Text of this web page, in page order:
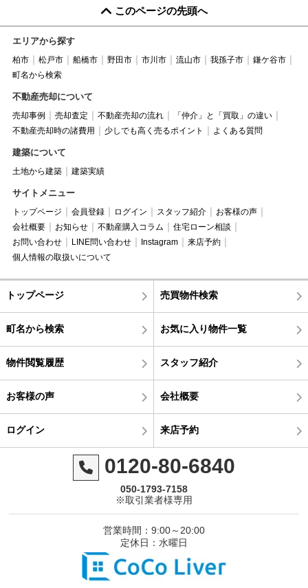
このページの先頭へ
エリアから探す
柏市 松戸市 船橋市 野田市 市川市 流山市 我孫子市
鎌ケ谷市
町名から検索
不動産売却について
売却事例 売却査定 不動産売却の流れ
「仲介」と「買取」の違い
不動産売却時の諸費用
少しでも高く売るポイント よくある質問
建築について
土地から建築 建築実績
サイトメニュー
トップページ 会員登録 ログイン スタッフ紹介
お客様の声
会社概要
お知らせ 不動産購入コラム
住宅ローン相談
お問い合わせ
LINE問い合わせ Instagram
来店予約
個人情報の取扱いについて
トップページ 売買物件検索
町名から検索 お気に入り物件一覧
物件閲覧履歴 スタッフ紹介
お客様の声 会社概要
ログイン 来店予約
0120-80-6840
050-1793-7158
※取引業者様専用
営業時間：9:00～20:00
定休日：水曜日